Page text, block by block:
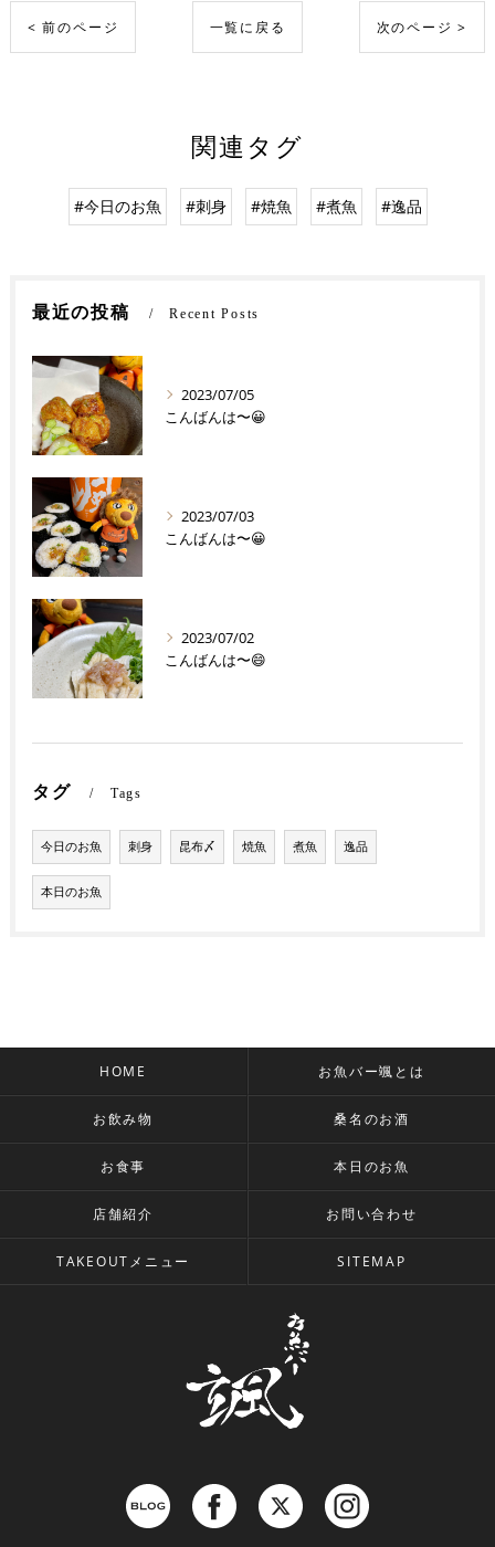
< 前のページ 一覧に戻る 次のページ >
関連タグ
#今日のお魚 #刺身 #焼魚 #煮魚 #逸品
最近の投稿 Recent Posts
2023/07/05
こんばんは〜😀
2023/07/03
こんばんは〜😀
2023/07/02
こんばんは〜😄
タグ Tags
今日のお魚 刺身 昆布〆 焼魚 煮魚 逸品
本日のお魚
HOME お魚バー颯とは
お飲み物 桑名のお酒
お食事 本日のお魚
店舗紹介 お問い合わせ
TAKEOUTメニュー SITEMAP